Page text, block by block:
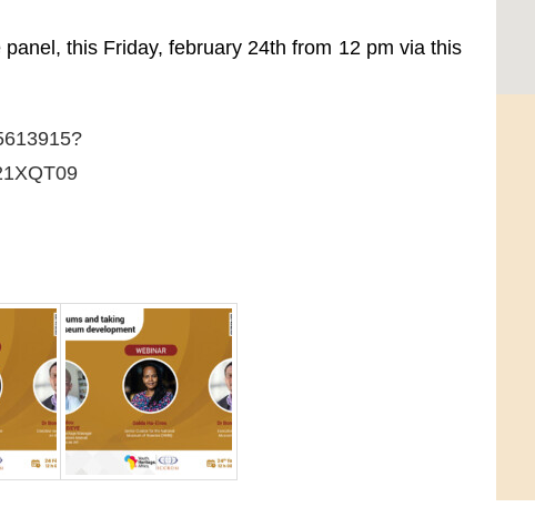
this Friday, february 24th from 12 pm via this